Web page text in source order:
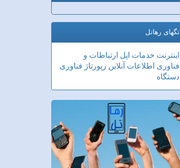
تگهای رهاتل
اینترنت خدمات اپل ارتباطات و
فناوری اطلاعات آنلاین رپورتاژ فناوری
دستگاه